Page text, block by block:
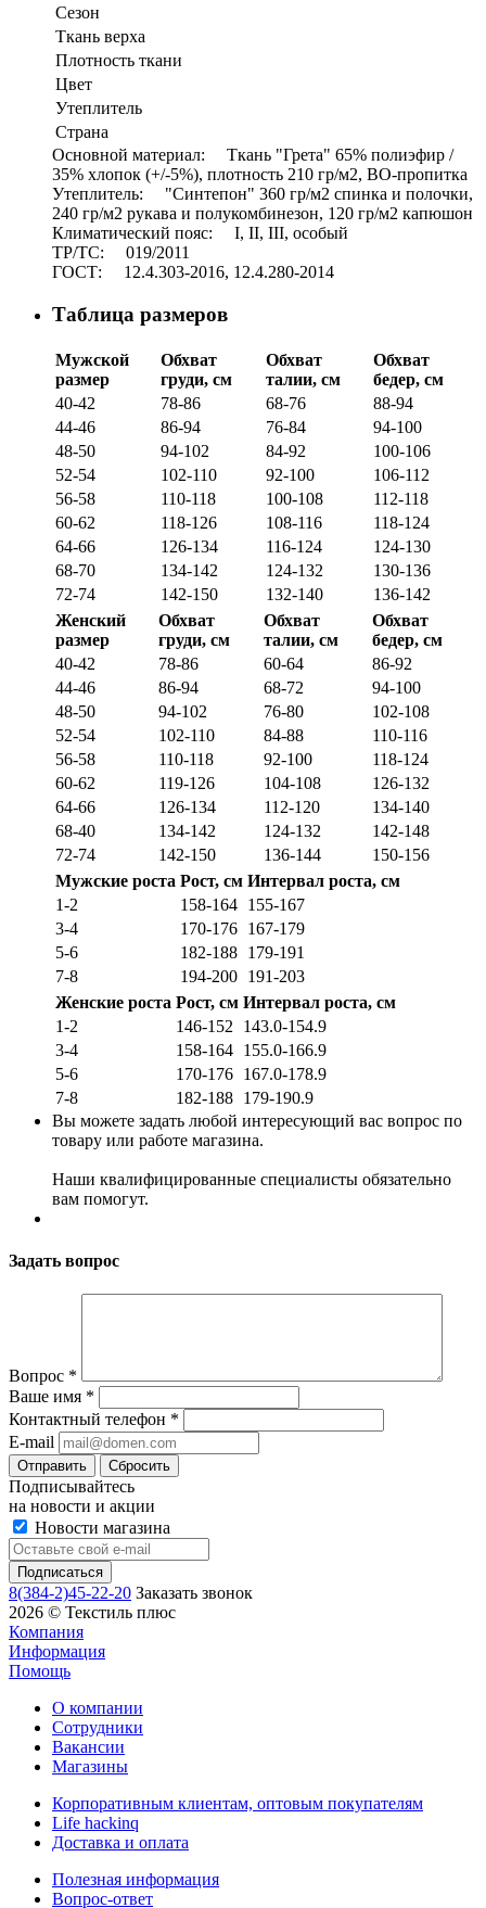
Сезон
Ткань верха
Плотность ткани
Цвет
Утеплитель
Страна
Основной материал: Ткань "Грета" 65% полиэфир /
35% хлопок (+/-5%), плотность 210 гр/м2, ВО-пропитка
Утеплитель: "Синтепон" 360 гр/м2 спинка и полочки,
240 гр/м2 рукава и полукомбинезон, 120 гр/м2 капюшон
Климатический пояс: I, II, III, особый
ТР/ТС: 019/2011
ГОСТ: 12.4.303-2016, 12.4.280-2014
Таблица размеров
Мужской
размер
Обхват
груди, см
Обхват
талии, см
Обхват
бедер, см
40-42
78-86 68-76
88-94
44-46
86-94 76-84
94-100
48-50
94-102 84-92
100-106
52-54
102-110 92-100
106-112
56-58
110-118 100-108
112-118
60-62
118-126 108-116
118-124
64-66
126-134 116-124
124-130
68-70
134-142 124-132
130-136
72-74
142-150 132-140
136-142
Женский
размер
Обхват
груди, см
Обхват
талии, см
Обхват
бедер, см
40-42
78-86 60-64
86-92
44-46
86-94 68-72
94-100
48-50
94-102 76-80
102-108
52-54
102-110 84-88
110-116
56-58
110-118 92-100
118-124
60-62
119-126 104-108
126-132
64-66
126-134 112-120
134-140
68-40
134-142 124-132
142-148
72-74
142-150 136-144
150-156
Мужские роста Рост, см Интервал роста, см
1-2
158-164 155-167
3-4
170-176 167-179
5-6
182-188 179-191
7-8
194-200 191-203
Женские роста Рост, см Интервал роста, см
1-2
146-152
143.0-154.9
3-4
158-164 155.0-166.9
5-6
170-176 167.0-178.9
7-8
182-188 179-190.9
Вы можете задать любой интересующий вас вопрос по
товару или работе магазина.
Наши квалифицированные специалисты обязательно
вам помогут.
Задать вопрос
Вопрос *
Ваше имя *
Контактный телефон *
E-mail
Сбросить
Подписывайтесь
на новости и акции
Новости магазина
8(384-2)45-22-20 Заказать звонок
2026 © Текстиль плюс
Компания
Информация
Помощь
О компании
Сотрудники
Вакансии
Магазины
Корпоративным клиентам, оптовым покупателям
Life hackinq
Доставка и оплата
Полезная информация
Вопрос-ответ